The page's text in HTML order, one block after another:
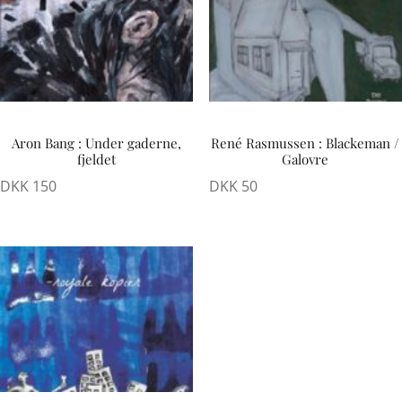
Aron Bang : Under gaderne,
fjeldet
DKK 150
René Rasmussen : Blackeman /
Galovre
DKK50